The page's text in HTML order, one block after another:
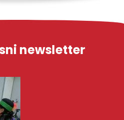
newsletter